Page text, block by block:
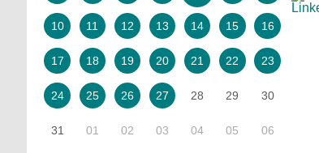
10 11 12 13 14 15 16
17 18 19 20 21 22 23
24 25 26 27 28 29 30
31 01 02 03 04 05 06